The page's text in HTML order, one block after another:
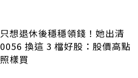
只想退休後穩穩領錢！她出清
0056 換這 3 檔好股：股價高點
照樣買